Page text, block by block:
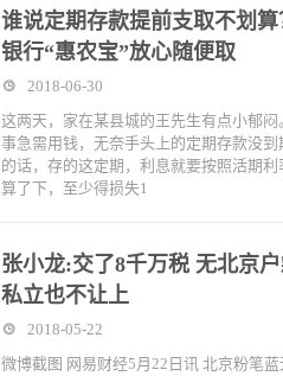
谁说定期存款提前支取不划
银行“惠农宝”放心随便取
2018-06-30
这两天，家在某县城的王先生有点小郁闷
事急需用钱，无奈手头上的定期存款没到
的话，存的这定期，利息就要按照活期利
算了下，至少得损失1
张小龙:交了8千万税 无北京
私立也不让上
2018-05-22
微博截图 网易财经5月22日讯 北京粉笔